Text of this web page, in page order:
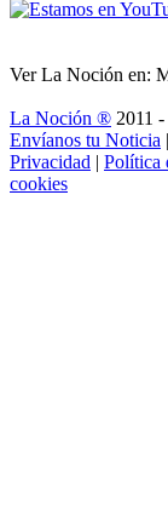
Ver La Noción en:
La Noción ® 2011 -
Envíanos tu Noticia |
Privacidad | Política
cookies